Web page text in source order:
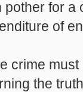
for a
of
crime
the